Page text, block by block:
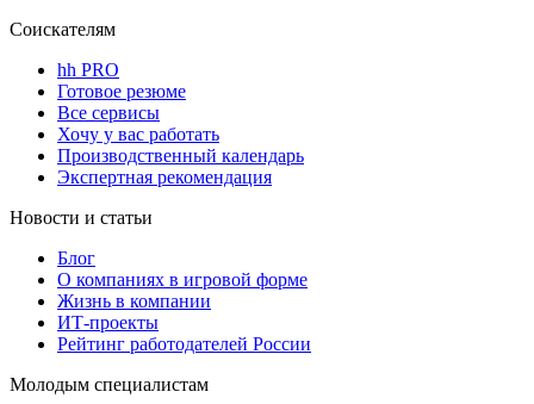
Соискателям
hh PRO
Готовое резюме
Все сервисы
Хочу у вас работать
Производственный календарь
Экспертная рекомендация
Новости и статьи
Блог
О компаниях в игровой форме
Жизнь в компании
ИТ-проекты
Рейтинг работодателей России
Молодым специалистам